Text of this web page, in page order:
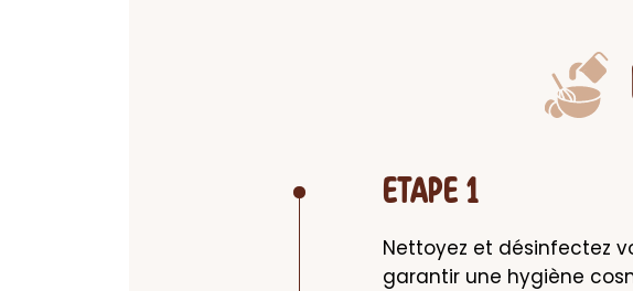
ETAPE 1
Nettoyez et désinfectez
garantir une hygiène